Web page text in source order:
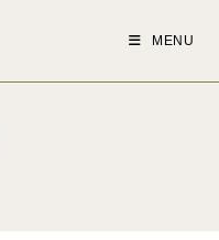
MENU